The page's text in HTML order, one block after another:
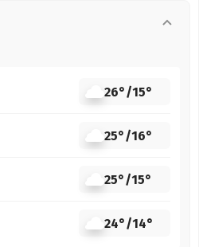
26°/15°
25°/16°
25°/15°
24°/14°